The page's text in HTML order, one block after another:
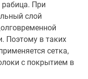
рабица. При
слой
Поэтому в таких
сетка,
с покрытием в